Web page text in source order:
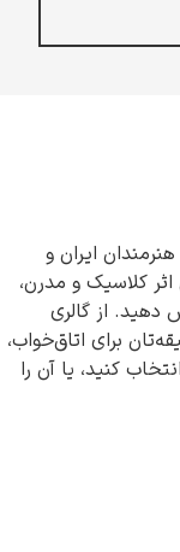
ایران و
کلاسیک و مدرن،
دهید. از گالری
برای اتاق‌خواب،
کنید، یا آن را